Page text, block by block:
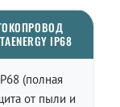
IP68
(полная
от пыли и